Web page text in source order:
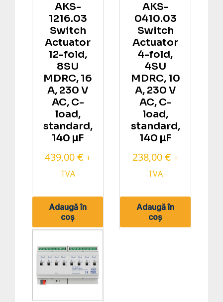
AKS-
1216.03
Switch
Actuator
12-fold,
8SU
MDRC, 16
A, 230 V
AC, C-
load,
standard,
140 μF
439,00 € +
TVA
Adaugă în
coș
AKS-
0410.03
Switch
Actuator
4-fold,
4SU
MDRC, 10
A, 230 V
AC, C-
load,
standard,
140 μF
238,00 € +
TVA
Adaugă în
coș